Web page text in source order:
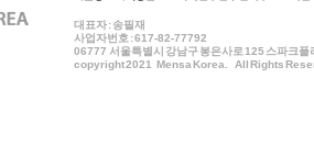
대표자 : 송필재
사업자번호 : 617-82-77792
06777 서울특별시 강남구 봉은사로 125 스파
copyright 2021 Mensa Korea. All Rights